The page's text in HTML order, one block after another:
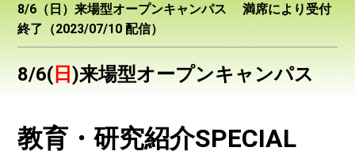
8/6（日）来場型オープンキャンパス 満席により受付
終了（2023/07/10 配信）
8/6(日)来場型オープンキャンパス
教育・研究紹介SPECIAL